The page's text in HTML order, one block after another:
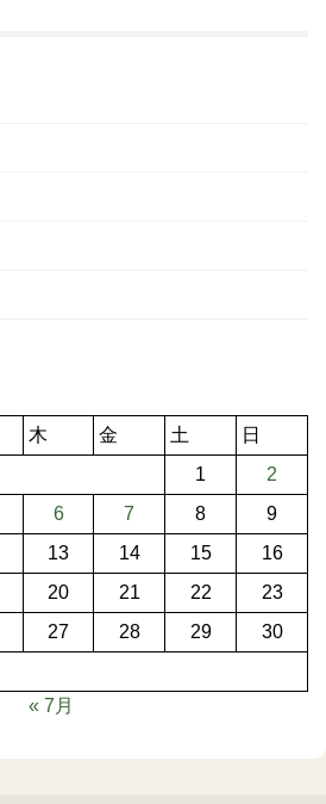
木 金 土
日
1
2
6 7 8
9
13 14 15
16
20 21 22
23
27 28 29
30
« 7月